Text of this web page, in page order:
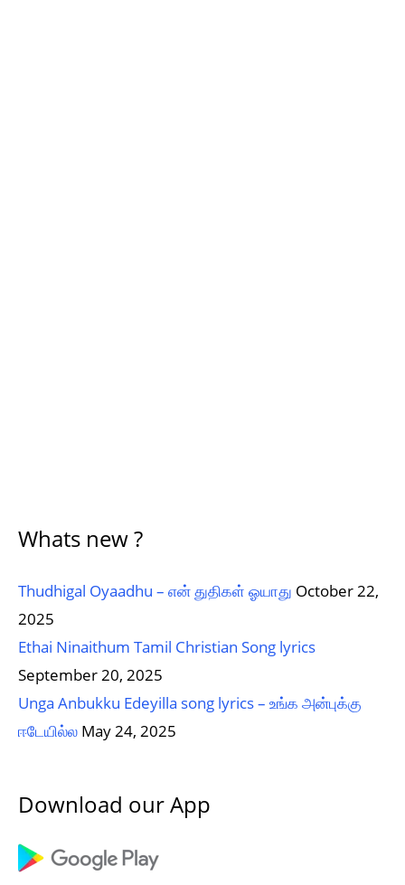
Whats new ?
Thudhigal Oyaadhu – என் துதிகள் ஓயாது October 22,
2025
Ethai Ninaithum Tamil Christian Song lyrics
September 20, 2025
Unga Anbukku Edeyilla song lyrics – உங்க அன்புக்கு
ஈடேயில்ல May 24, 2025
Download our App